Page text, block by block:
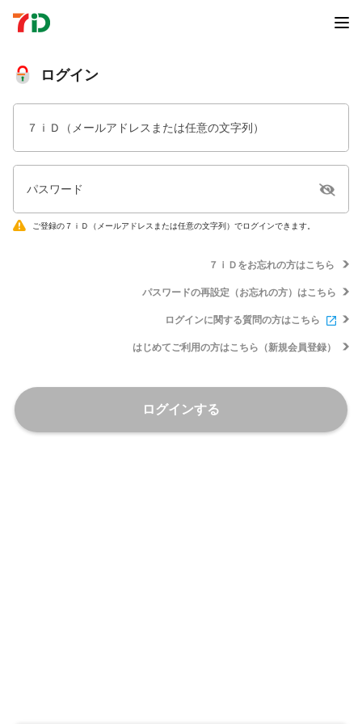
ログイン
７ｉＤ（メールアドレスまたは任意の文字列）
パスワード
ご登録の７ｉＤ（メールアドレスまたは任意の文字列）でログインできます。
７ｉＤをお忘れの方はこちら
パスワードの再設定（お忘れの方）はこちら
ログインに関する質問の方はこちら
はじめてご利用の方はこちら（新規会員登録）
ログインする